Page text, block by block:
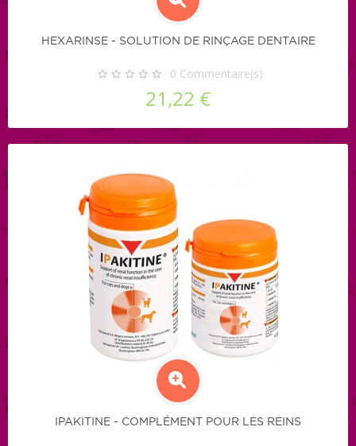
HEXARINSE - SOLUTION DE RINÇAGE DENTAIRE
0 Commentaire(s)
21,22 €
IPAKITINE - COMPLÉMENT POUR LES REINS